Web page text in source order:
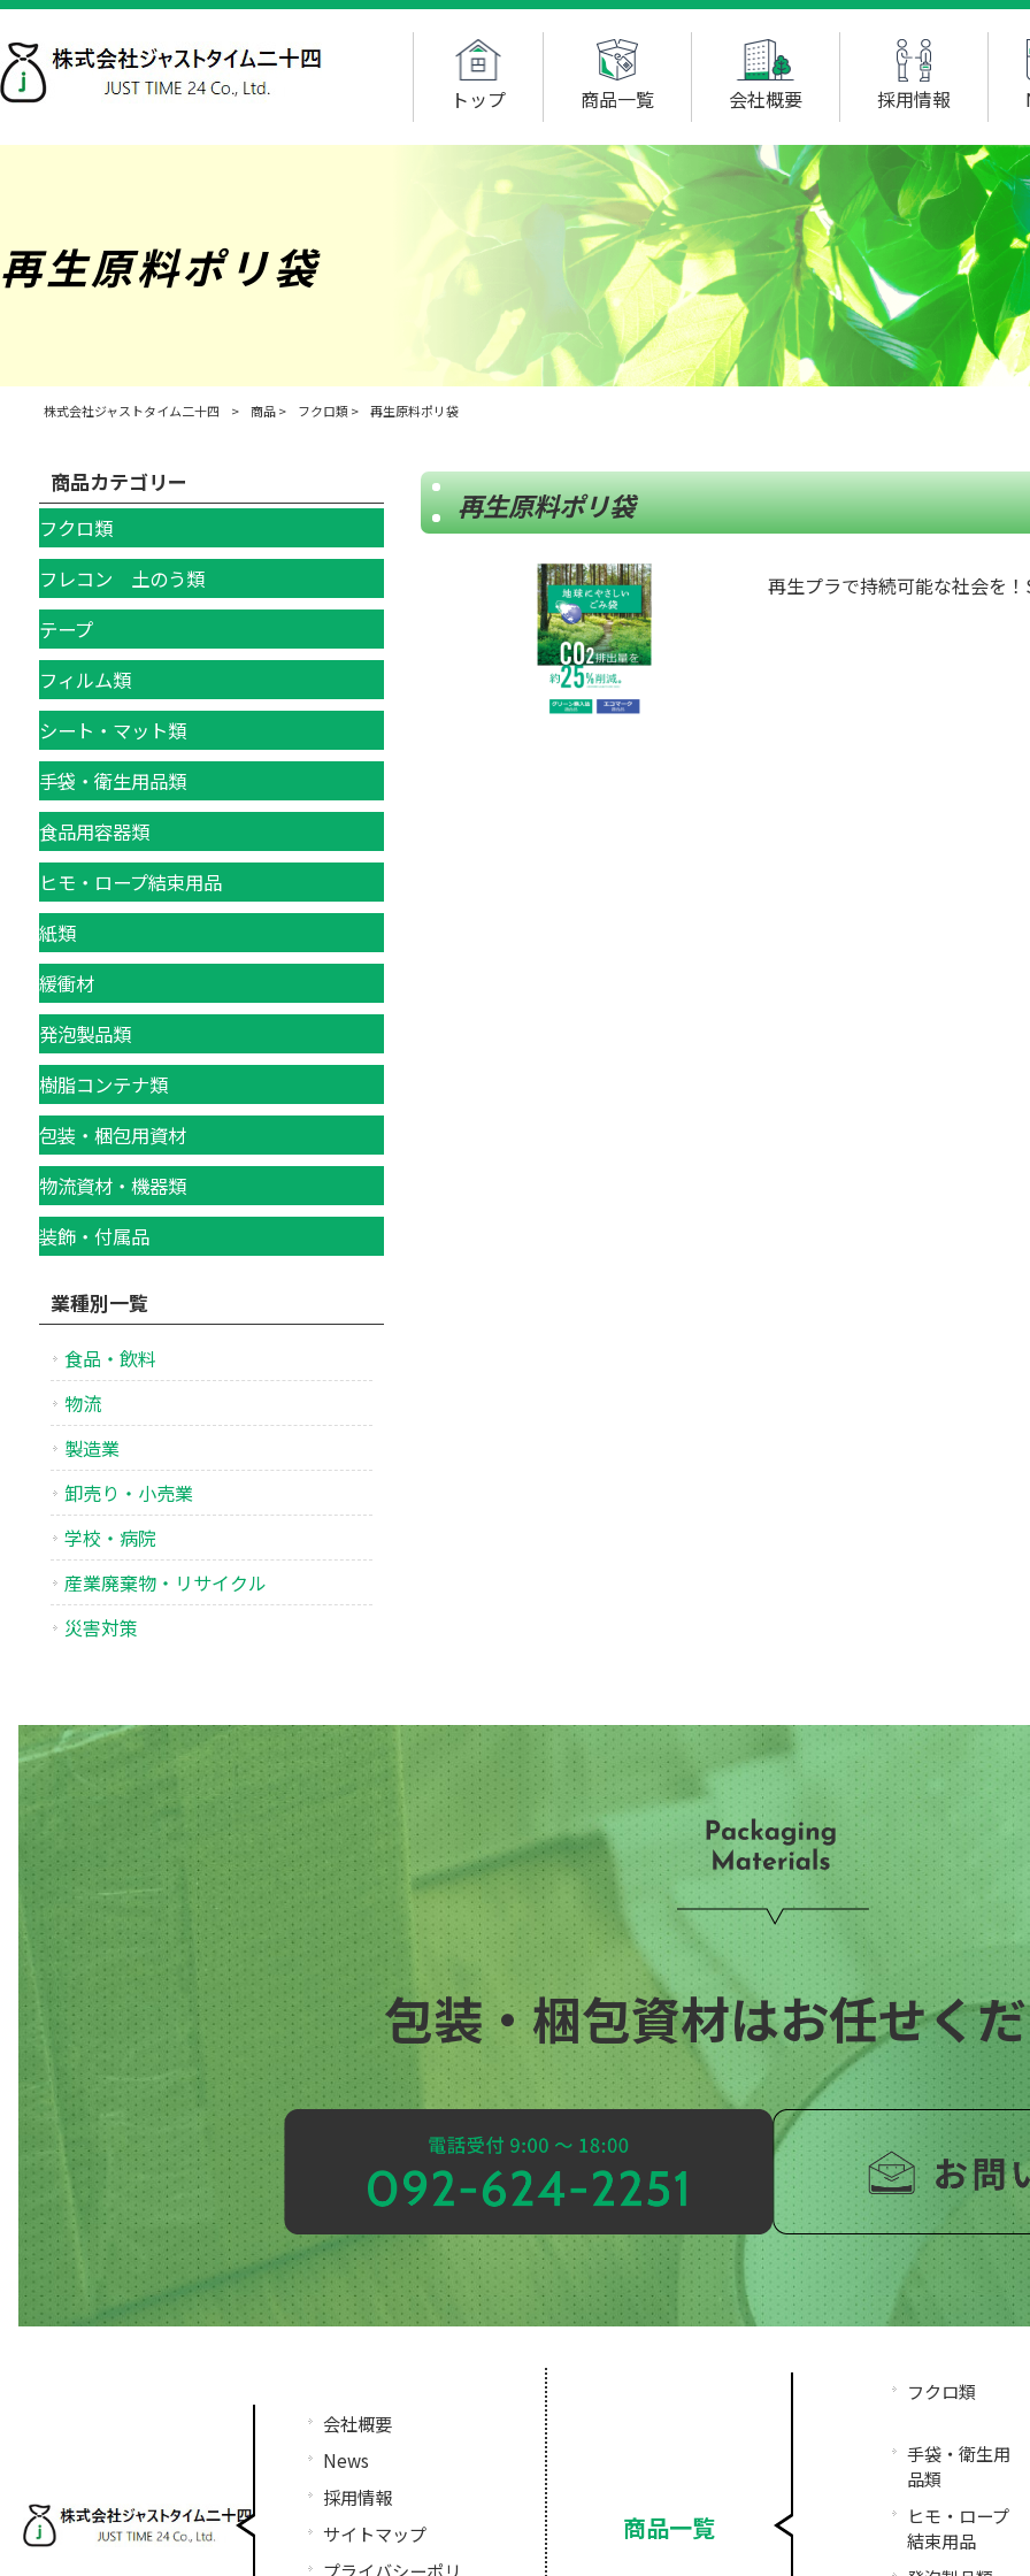
トップ 商品一覧 会社概要 採用情報
再生原料ポリ袋
株式会社ジャストタイム二十四 > 商品> フクロ類> 再生原料ポリ袋
再生原料ポリ袋
再生プラで持続可能な社会を
商品カテゴリー
フクロ類
フレコン 土のう類
テープ
フィルム類
シート・マット類
手袋・衛生用品類
食品用容器類
ヒモ・ロープ結束用品
紙類
緩衝材
発泡製品類
樹脂コンテナ類
包装・梱包用資材
物流資材・機器類
装飾・付属品
業種別一覧
食品・飲料
物流
製造業
卸売り・小売業
学校・病院
産業廃棄物・リサイクル
災害対策
包装・梱包資材はお任せく
会社概要
News
採用情報
サイトマップ
プライバシーポリ
商品一覧
フクロ類
手袋・衛生用
品類
ヒモ・ロープ
結束用品